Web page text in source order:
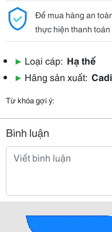
Để mua hàng an
thực hiện thanh
▶ Loại cáp: Hạ thế
▶ Hãng sản xuất:
Từ khóa gợi ý:
Bình luận